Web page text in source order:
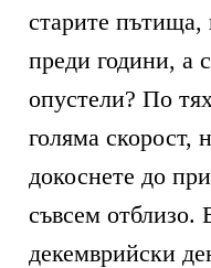
старите пътища,
преди години, а
опустели? По
голяма скорост,
докоснете до
съвсем отблизо.
декемврийски